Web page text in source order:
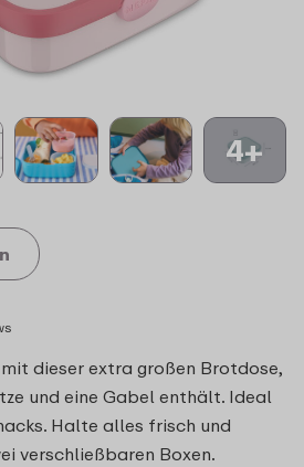
4+
dieser extra großen Brotdose,
und eine Gabel enthält. Ideal
Halte alles frisch und
verschließbaren Boxen.